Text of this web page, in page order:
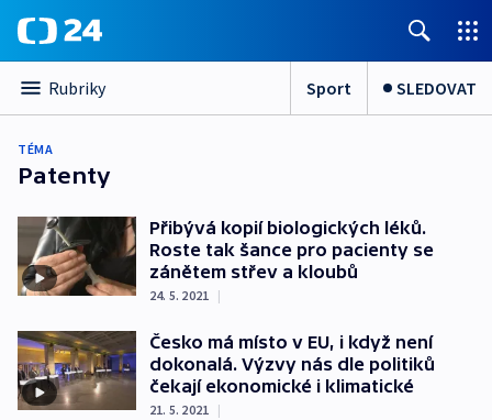
Rubriky Sport SLEDOVAT
TÉMA
Patenty
Přibývá kopií biologických léků.
Roste tak šance pro pacienty se
zánětem střev a kloubů
24. 5. 2021 |
Česko má místo v EU, i když není
dokonalá. Výzvy nás dle politiků
čekají ekonomické i klimatické
21. 5. 2021 |